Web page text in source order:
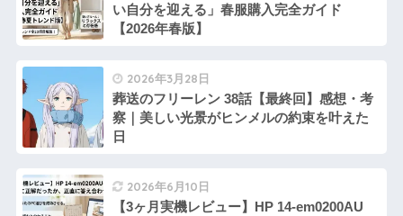
い自分を迎える」春服購入完全ガイド
【2026年春版】
2026年3月28日
葬送のフリーレン 38話【最終回】感想・考
察｜美しい光景がヒンメルの約束を叶えた
日
2026年6月10日
【3ヶ月実機レビュー】HP 14-em0200AU